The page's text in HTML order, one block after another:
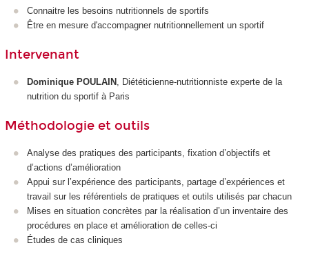
Connaitre les besoins nutritionnels de sportifs
Être en mesure d'accompagner nutritionnellement un sportif
Intervenant
Dominique POULAIN
, Diététicienne-nutritionniste experte de la
nutrition du sportif à Paris
Méthodologie et outils
Analyse des pratiques des participants, fixation d’objectifs et
d’actions d’amélioration
Appui sur l’expérience des participants, partage d’expériences et
travail sur les référentiels de pratiques et outils utilisés par chacun
Mises en situation concrètes par la réalisation d’un inventaire des
procédures en place et amélioration de celles-ci
Études de cas cliniques